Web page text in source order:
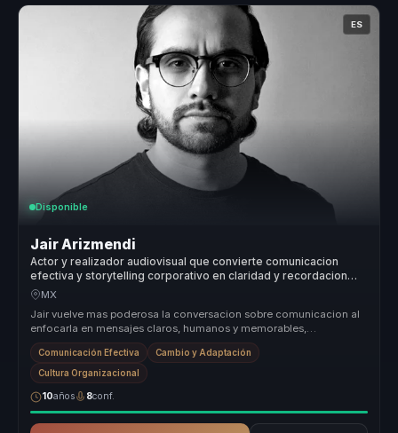
ES
Disponible
Jair Arizmendi
Actor y realizador audiovisual que convierte comunicacion
efectiva y storytelling corporativo en claridad y recordacion
para empresas y equipos.
MX
Jair vuelve mas poderosa la conversacion sobre comunicacion al
enfocarla en mensajes claros, humanos y memorables,
especialmente utiles p...
Comunicación Efectiva Cambio y Adaptación
Cultura Organizacional
10años 8conf.